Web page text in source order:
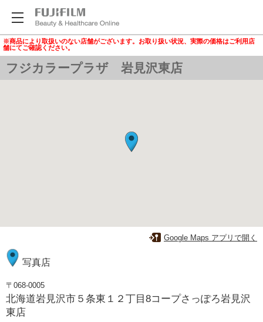
※商品により取扱いのない店舗がございます。お取り扱い状況、実際の価格はご利用店
舗にてご確認ください。
フジカラープラザ 岩見沢東店
Google Maps アプリで開く
写真店
〒068-0005
北海道岩見沢市５条東１２丁目8コープさっぽろ岩見沢
東店